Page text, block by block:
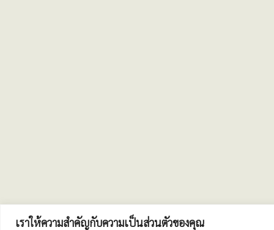
เราให้ความสำคัญกับความเป็นส่วนตัวของคุณ